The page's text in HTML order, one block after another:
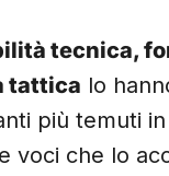
tecnica,
tattica lo
più temuti
voci che lo